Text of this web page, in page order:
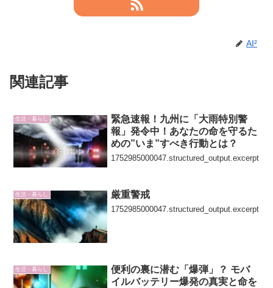
AI²
関連記事
生活・暮らし
緊急速報！九州に「大雨特別警
報」発令中！あなたの命を守るた
めの”いま”すべき行動とは？
1752985000047.structured_output.excerpt
生活・暮らし 厳重警戒
1752985000047.structured_output.excerpt
生活・暮らし
便利の裏に潜む「爆弾」？ モバ
イルバッテリー爆発の真実と命を